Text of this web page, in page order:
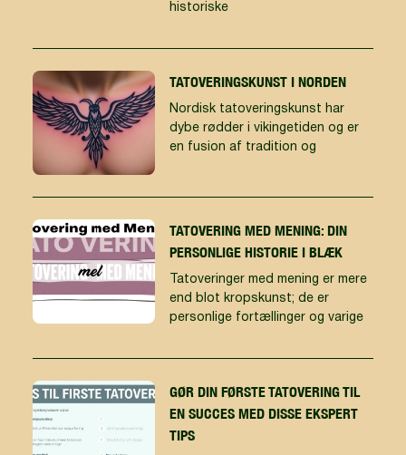
historiske
TATOVERINGSKUNST I NORDEN
Nordisk tatoveringskunst har
dybe rødder i vikingetiden og er
en fusion af tradition og
TATOVERING MED MENING: DIN
PERSONLIGE HISTORIE I BLÆK
Tatoveringer med mening er mere
end blot kropskunst; de er
personlige fortællinger og varige
GØR DIN FØRSTE TATOVERING TIL
EN SUCCES MED DISSE EKSPERT
TIPS